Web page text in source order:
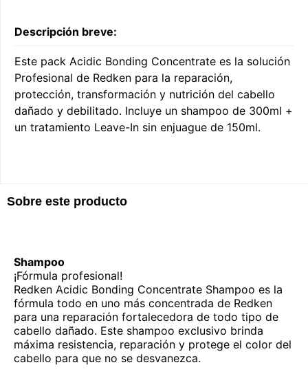
Sobre este producto
Shampoo
¡Fórmula profesional!
Redken Acidic Bonding Concentrate Shampoo es la
fórmula todo en uno más concentrada de Redken
para una reparación fortalecedora de todo tipo de
cabello dañado. Este shampoo exclusivo brinda
máxima resistencia, reparación y protege el color del
cabello para que no se desvanezca.
Descripción breve:
Este pack Acidic Bonding Concentrate es la solución
Profesional de Redken para la reparación,
protección, transformación y nutrición del cabello
dañado y debilitado. Incluye un shampoo de 300ml +
un tratamiento Leave-In sin enjuague de 150ml.